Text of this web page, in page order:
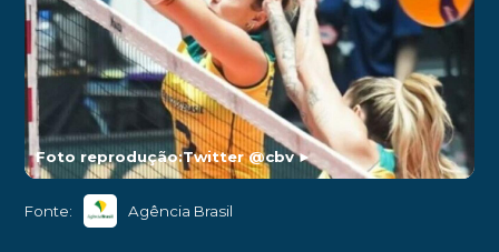
Foto reprodução:Twitter @cbv►
Fonte: Agência Brasil